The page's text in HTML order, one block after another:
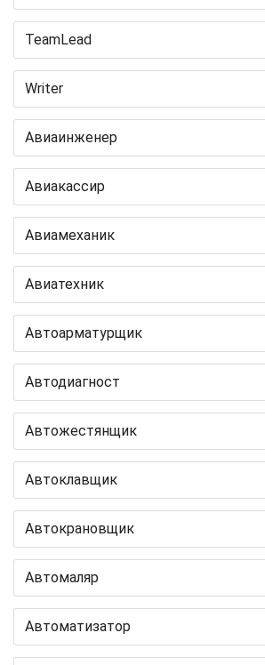
TeamLead
Writer
Авиаинженер
Авиакассир
Авиамеханик
Авиатехник
Автоарматурщик
Автодиагност
Автожестянщик
Автоклавщик
Автокрановщик
Автомаляр
Автоматизатор